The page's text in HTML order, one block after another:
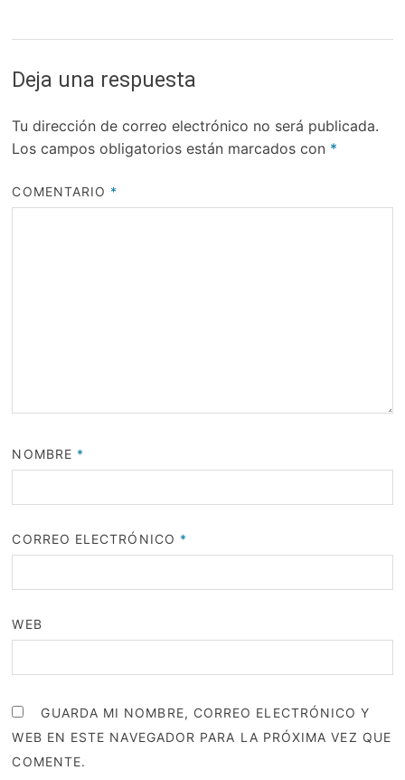
Deja una respuesta
Tu dirección de correo electrónico no será publicada.
Los campos obligatorios están marcados con *
COMENTARIO *
NOMBRE *
CORREO ELECTRÓNICO *
WEB
GUARDA MI NOMBRE, CORREO ELECTRÓNICO Y
WEB EN ESTE NAVEGADOR PARA LA PRÓXIMA VEZ QUE
COMENTE.